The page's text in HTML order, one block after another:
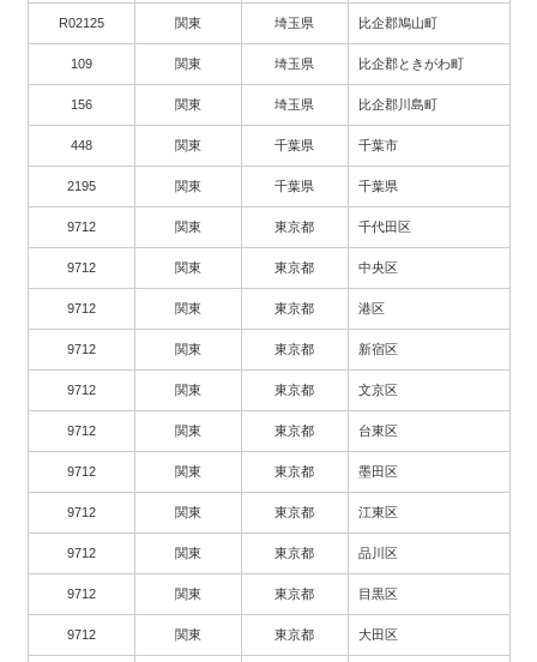
R02125 関東 埼玉県 比企郡鳩山町
109 関東 埼玉県 比企郡ときがわ町
156 関東 埼玉県 比企郡川島町
448 関東 千葉県 千葉市
2195 関東 千葉県 千葉県
9712 関東 東京都 千代田区
9712 関東 東京都 中央区
9712 関東 東京都 港区
9712 関東 東京都 新宿区
9712 関東 東京都 文京区
9712 関東 東京都 台東区
9712 関東 東京都 墨田区
9712 関東 東京都 江東区
9712 関東 東京都 品川区
9712 関東 東京都 目黒区
9712 関東 東京都 大田区